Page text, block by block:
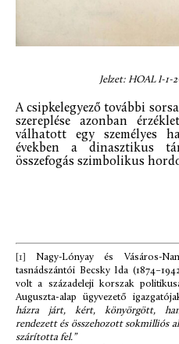
Jelzet: HOAL I-1-
A csipkelegyező további
szereplése azonban
válhatott egy személyes
években a dinasztikus
összefogás szimbolikus
[1]
Nagy-Lónyay és Vásáros-
tasnádszántói Becsky Ida
volt a századeleji korszak
Auguszta-alap ügyvezető
házra járt, kért, könyörgött,
rendezett és összehozott sokmilliós
szárította fel.”